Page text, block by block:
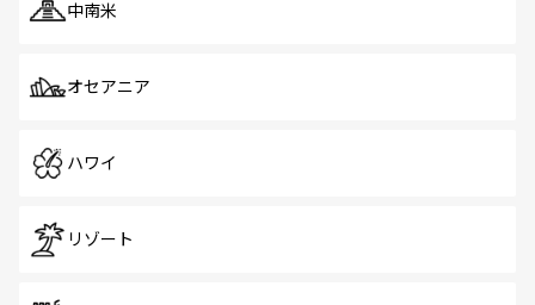
中南米
オセアニア
ハワイ
リゾート